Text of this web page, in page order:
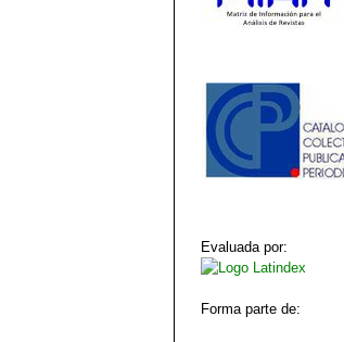
Evaluada por:
Forma parte de: